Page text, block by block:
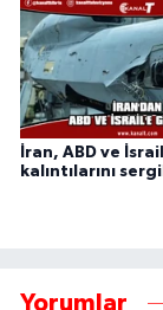
İran, ABD ve
kalıntılarını
Yorumlar